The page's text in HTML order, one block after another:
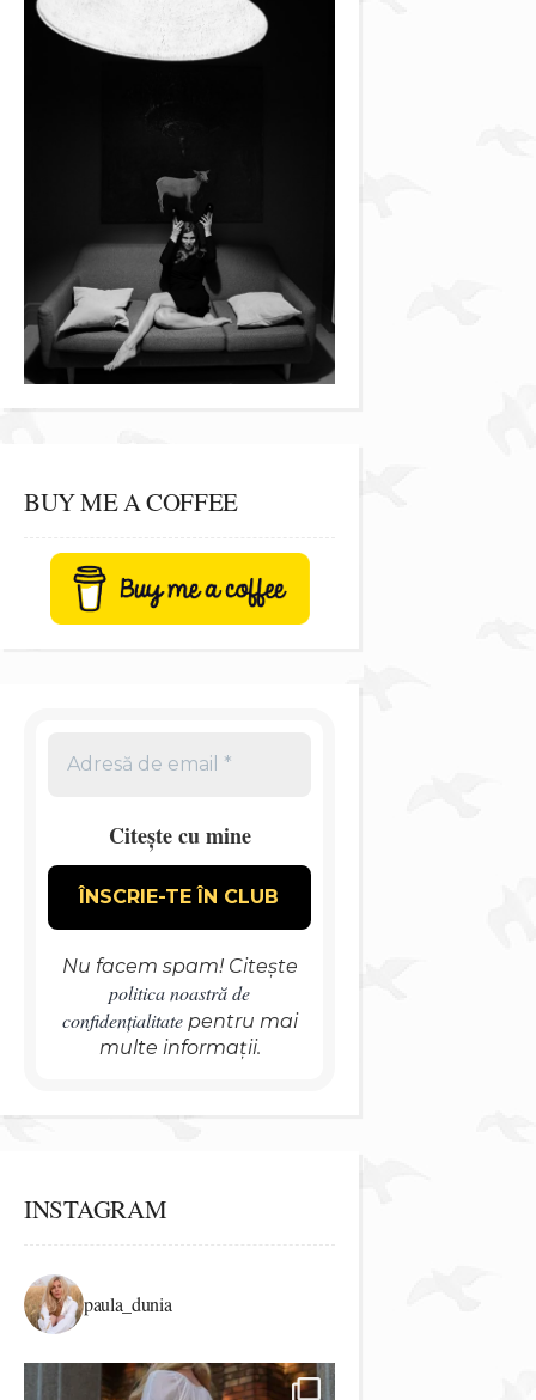
BUY ME A COFFEE
Citește cu mine
Nu facem spam! Citește
politica noastră de
confidențialitatepentru mai
multe informații.
INSTAGRAM
paula_dunia